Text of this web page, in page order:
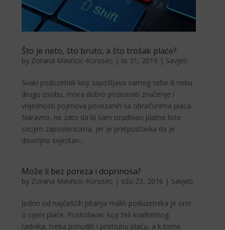
Što je neto, što bruto, a što trošak plaće?
by Zorana Mavricic-Korosec | lis 31, 2019 | Savjeti
Svaki poduzetnik koji zapošljava samog sebe ili neku
drugu osobu, mora dobro poznavati značenje i
vrijednosti pojmova povezanih sa obračunima plaća.
Naravno, ne zato da bi sam izrađivao platne liste
svojim zaposlenicima, jer je pretpostavka da je
dovoljno svjestan...
Može li bez poreza i doprinosa?
by Zorana Mavricic-Korosec | ožu 23, 2016 | Savjeti
Jedno od najčešćih pitanja malih poduzetnika je ono
o cijeni plaće. Poslodavac koji želi kvalitetnog
radnika, treba ponuditi i pristojnu plaću, a k tome